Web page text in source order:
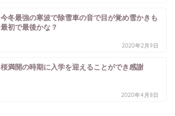
今冬最強の寒波で除雪車の音で目が覚め雪かきも
最初で最後かな？
2020年2月9日
桜満開の時期に入学を迎えることができ感謝
2020年4月8日